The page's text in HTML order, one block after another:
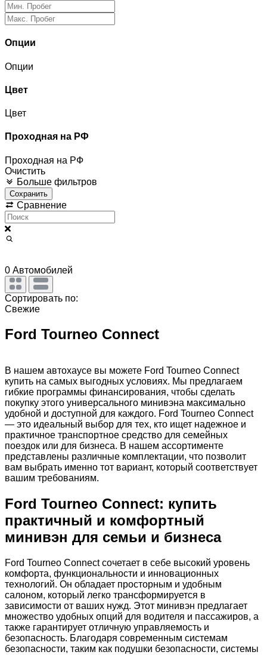
Опции
Опции
Цвет
Цвет
Проходная на РФ
Проходная на РФ
Очистить
Больше фильтров
Сохранить
Сравнение
0 Автомобилей
Сортировать по:
Свежие
Ford Tourneo Connect
В нашем автохаусе вы можете Ford Tourneo Connect
купить на самых выгодных условиях. Мы предлагаем
гибкие программы финансирования, чтобы сделать
покупку этого универсального минивэна максимально
удобной и доступной для каждого. Ford Tourneo Connect
— это идеальный выбор для тех, кто ищет надежное и
практичное транспортное средство для семейных
поездок или для бизнеса. В нашем ассортименте
представлены различные комплектации, что позволит
вам выбрать именно тот вариант, который соответствует
вашим требованиям.
Ford Tourneo Connect: купить
практичный и комфортный
минивэн для семьи и бизнеса
Ford Tourneo Connect сочетает в себе высокий уровень
комфорта, функциональности и инновационных
технологий. Он обладает просторным и удобным
салоном, который легко трансформируется в
зависимости от ваших нужд. Этот минивэн предлагает
множество удобных опций для водителя и пассажиров, а
также гарантирует отличную управляемость и
безопасность. Благодаря современным системам
безопасности, таким как подушки безопасности, системы